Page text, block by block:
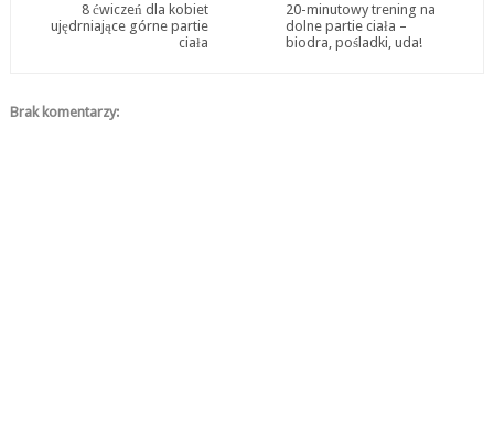
8 ćwiczeń dla kobiet
ujędrniające górne partie
ciała
20-minutowy trening na
dolne partie ciała –
biodra, pośladki, uda!
Brak komentarzy: